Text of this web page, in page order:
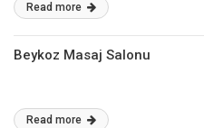
Read more
Beykoz Masaj Salonu
Read more